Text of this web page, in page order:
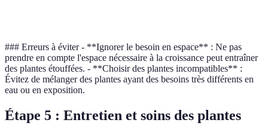
### Erreurs à éviter - **Ignorer le besoin en espace** : Ne pas
prendre en compte l'espace nécessaire à la croissance peut entraîner
des plantes étouffées. - **Choisir des plantes incompatibles** :
Évitez de mélanger des plantes ayant des besoins très différents en
eau ou en exposition.
Étape 5 : Entretien et soins des plantes